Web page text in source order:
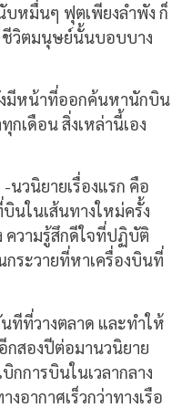
หมื่นๆ ฟุตเพียงลำพัง ก็
ชีวิตมนุษย์นั้นบอบบาง
งมีหน้าที่ออกค้นหานักบิน
เดือน สิ่งเหล่านี้เอง
-นวนิยายเรื่องแรก คือ
นในเส้นทางใหม่ครั้ง
ความรู้สึกดีใจที่ปฏิบัติ
กระวายที่หาเครื่องบินที่
ทีที่วางตลาด และทำให้
กสองปีต่อมานวนิยาย
กการบินในเวลากลาง
อากาศเร็วกว่าทางเรือ